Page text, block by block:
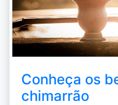
Conheça os
chimarrão